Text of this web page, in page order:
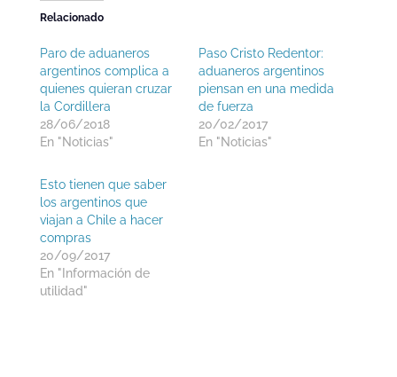
Relacionado
Paro de aduaneros
argentinos complica a
quienes quieran cruzar
la Cordillera
28/06/2018
En "Noticias"
Paso Cristo Redentor:
aduaneros argentinos
piensan en una medida
de fuerza
20/02/2017
En "Noticias"
Esto tienen que saber
los argentinos que
viajan a Chile a hacer
compras
20/09/2017
En "Información de
utilidad"